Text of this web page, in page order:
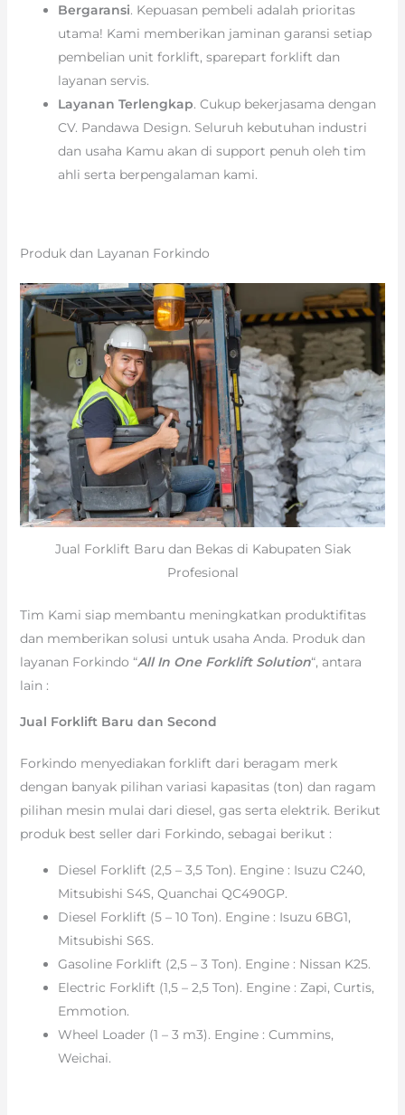
Bergaransi. Kepuasan pembeli adalah prioritas
utama! Kami memberikan jaminan garansi setiap
pembelian unit forklift, sparepart forklift dan
layanan servis.
Layanan Terlengkap. Cukup bekerjasama dengan
CV. Pandawa Design. Seluruh kebutuhan industri
dan usaha Kamu akan di support penuh oleh tim
ahli serta berpengalaman kami.
Produk dan Layanan Forkindo
Jual Forklift Baru dan Bekas di Kabupaten Siak
Profesional
Tim Kami siap membantu meningkatkan produktifitas
dan memberikan solusi untuk usaha Anda. Produk dan
layanan Forkindo “All In One Forklift Solution“, antara
lain :
Jual Forklift Baru dan Second
Forkindo menyediakan forklift dari beragam merk
dengan banyak pilihan variasi kapasitas (ton) dan ragam
pilihan mesin mulai dari diesel, gas serta elektrik. Berikut
produk best seller dari Forkindo, sebagai berikut :
Diesel Forklift (2,5 – 3,5 Ton). Engine : Isuzu C240,
Mitsubishi S4S, Quanchai QC490GP.
Diesel Forklift (5 – 10 Ton). Engine : Isuzu 6BG1,
Mitsubishi S6S.
Gasoline Forklift (2,5 – 3 Ton). Engine : Nissan K25.
Electric Forklift (1,5 – 2,5 Ton). Engine : Zapi, Curtis,
Emmotion.
Wheel Loader (1 – 3 m3). Engine : Cummins,
Weichai.